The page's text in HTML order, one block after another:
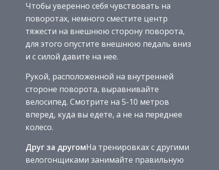
Чтобы уверенно себя чувствовать на
поворотах, немного сместите центр
тяжести на внешнюю сторону поворота,
для этого опустите внешнюю педаль вниз
и с силой давите на нее.
Рукой, расположенной на внутренней
стороне поворота, выравнивайте
велосипед. Смотрите на 5-10 метров
вперед, куда вы едете, а не на переднее
колесо.
Друг за другомНа тренировках с другими
велогонщиками занимайте правильную